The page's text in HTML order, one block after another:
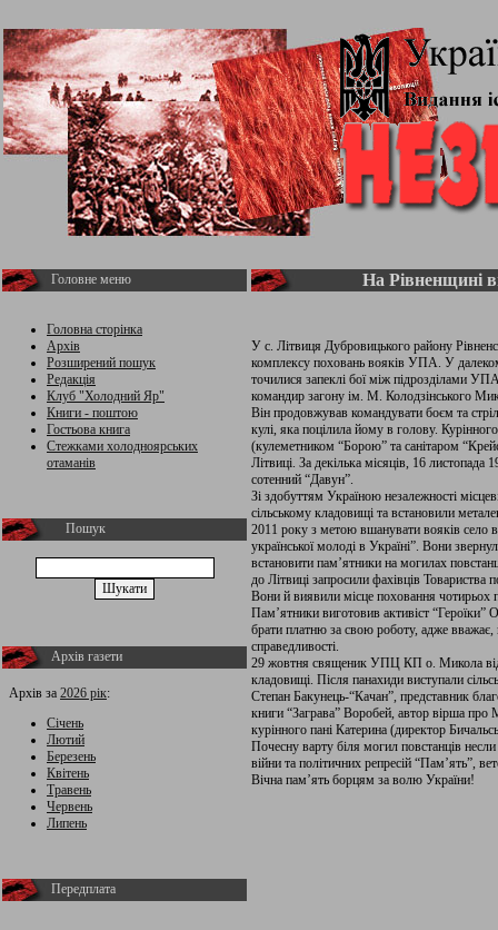
Головне меню
Головна сторінка
Архів
Розширений пошук
Редакція
Клуб "Холодний Яр"
Книги - поштою
Гостьова книга
Стежками холодноярських
отаманів
Пошук
Архів газети
Архів за 2026 рік:
Січень
Лютий
Березень
Квітень
Травень
Червень
Липень
Передплата
На Рівненщині
У с. Літвиця Дубровицького району
комплексу поховань вояків УПА. У
точилися запеклі бої між підрозділами
командир загону ім. М. Колодзінського
Він продовжував командувати боєм та
кулі, яка поцілила йому в голову.
(кулеметником “Борою” та санітаром
Літвиці. За декілька місяців, 16
сотенний “Давун”.
Зі здобуттям Україною незалежності
сільському кладовищі та встановили
2011 року з метою вшанувати вояків село
української молоді в Україні”. Вони
встановити пам’ятники на могилах
до Літвиці запросили фахівців Товариства
Вони й виявили місце поховання чотирьох
Пам’ятники виготовив активіст
брати платню за свою роботу, адже вважає,
справедливості.
29 жовтня священик УПЦ КП о. Микола
кладовищі. Після панахиди виступали
Степан Бакунець-“Качан”, представник
книги “Заграва” Воробей, автор вірша
курінного пані Катерина (директор
Почесну варту біля могил повстанців
війни та політичних репресій “Пам’ять”,
Вічна пам’ять борцям за волю України!